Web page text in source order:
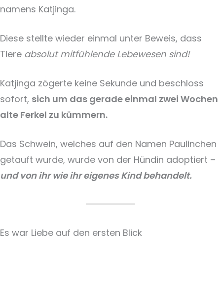
namens Katjinga.
Diese stellte wieder einmal unter Beweis, dass
Tiere absolut mitfühlende Lebewesen sind!
Katjinga zögerte keine Sekunde und beschloss
sofort, sich um das gerade einmal zwei Wochen
alte Ferkel zu kümmern.
Das Schwein, welches auf den Namen Paulinchen
getauft wurde, wurde von der Hündin adoptiert –
und von ihr wie ihr eigenes Kind behandelt.
Es war Liebe auf den ersten Blick